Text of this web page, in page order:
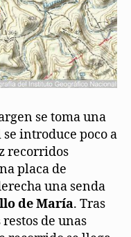
se toma una
introduce poco a
recorridos
placa de
una senda
de María. Tras
de unas